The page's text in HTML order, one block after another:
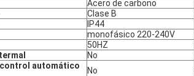
Acero de carbono
Clase B
IP44
monofásico 220-240V
50HZ
No
automático
No